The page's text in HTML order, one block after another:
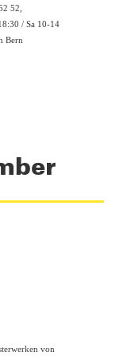
52,
/ Sa 10-14
Bern
von